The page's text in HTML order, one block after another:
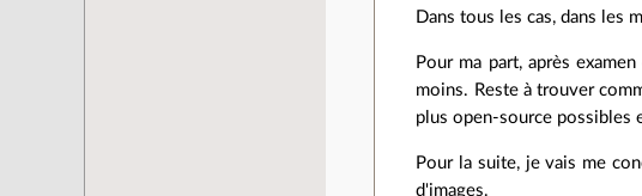
Dans tous les cas, dans les
Pour ma part, après
moins. Reste à trouver
plus open-source possibles
Pour la suite, je vais me
d'images.